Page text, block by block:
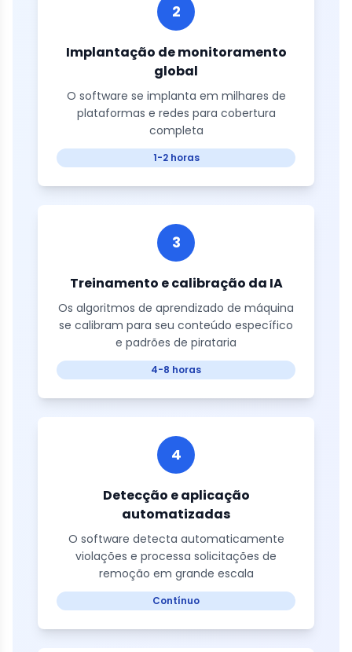
2
Implantação de monitoramento
global
O software se implanta em milhares de
plataformas e redes para cobertura
completa
1-2 horas
3
Treinamento e calibração da IA
Os algoritmos de aprendizado de máquina
se calibram para seu conteúdo específico
e padrões de pirataria
4-8 horas
4
Detecção e aplicação
automatizadas
O software detecta automaticamente
violações e processa solicitações de
remoção em grande escala
Contínuo